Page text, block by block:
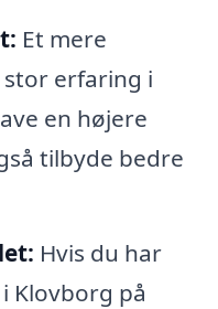
Et mere
erfaring i
en højere
tilbyde bedre
Hvis du har
Klovborg på